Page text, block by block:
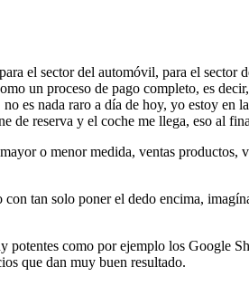
el sector del automóvil, para el sector
un proceso de pago completo, es
es nada raro a día de hoy, yo estoy
de reserva y el coche me llega, eso al
o menor medida, ventas
tan solo poner el dedo encima,
potentes como por ejemplo los Google
que dan muy buen resultado.